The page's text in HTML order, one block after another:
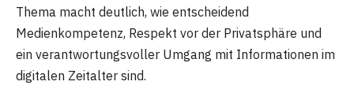
Thema macht deutlich, wie entscheidend
Medienkompetenz, Respekt vor der Privatsphäre und
ein verantwortungsvoller Umgang mit Informationen im
digitalen Zeitalter sind.